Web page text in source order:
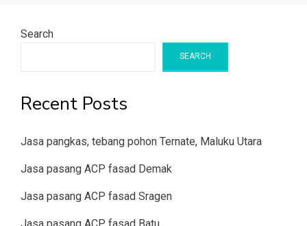
Search
SEARCH
Recent Posts
Jasa pangkas, tebang pohon Ternate, Maluku Utara
Jasa pasang ACP fasad Demak
Jasa pasang ACP fasad Sragen
Jasa pasang ACP fasad Batu